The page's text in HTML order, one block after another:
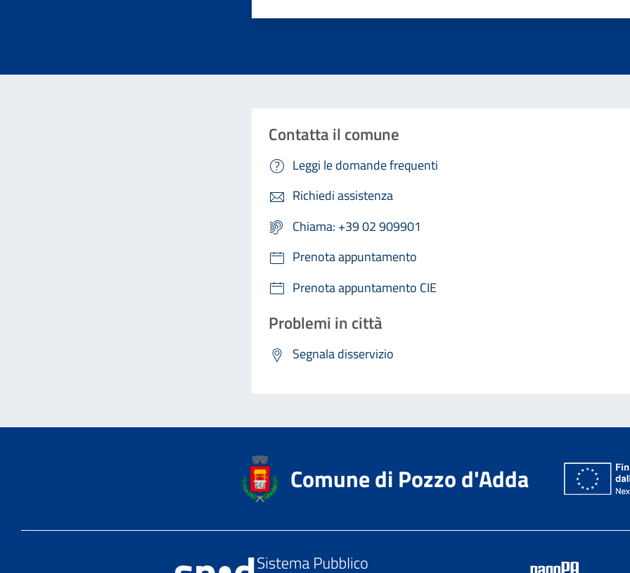
Contatta il comune
Leggi le domande frequenti
Richiedi assistenza
Chiama: +39 02 909901
Prenota appuntamento
Prenota appuntamento CIE
Problemi in città
Segnala disservizio
Comune di Pozzo d'Adda